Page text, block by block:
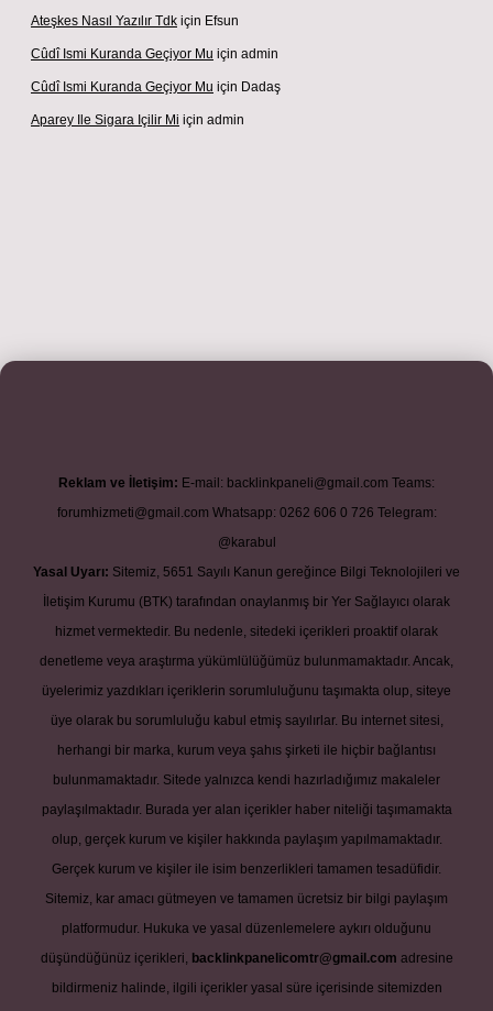
Ateşkes Nasıl Yazılır Tdk için Efsun
Cûdî Ismi Kuranda Geçiyor Mu için admin
Cûdî Ismi Kuranda Geçiyor Mu için Dadaş
Aparey Ile Sigara Içilir Mi için admin
adresibetexper.xyzm elexbet
Reklam ve İletişim: E-mail: backlinkpaneli@gmail.com Teams:
forumhizmeti@gmail.com Whatsapp: 0262 606 0 726 Telegram:
@karabul
Yasal Uyarı: Sitemiz, 5651 Sayılı Kanun gereğince Bilgi Teknolojileri ve
İletişim Kurumu (BTK) tarafından onaylanmış bir Yer Sağlayıcı olarak
hizmet vermektedir. Bu nedenle, sitedeki içerikleri proaktif olarak
denetleme veya araştırma yükümlülüğümüz bulunmamaktadır. Ancak,
üyelerimiz yazdıkları içeriklerin sorumluluğunu taşımakta olup, siteye
üye olarak bu sorumluluğu kabul etmiş sayılırlar. Bu internet sitesi,
herhangi bir marka, kurum veya şahıs şirketi ile hiçbir bağlantısı
bulunmamaktadır. Sitede yalnızca kendi hazırladığımız makaleler
paylaşılmaktadır. Burada yer alan içerikler haber niteliği taşımamakta
olup, gerçek kurum ve kişiler hakkında paylaşım yapılmamaktadır.
Gerçek kurum ve kişiler ile isim benzerlikleri tamamen tesadüfidir.
Sitemiz, kar amacı gütmeyen ve tamamen ücretsiz bir bilgi paylaşım
platformudur. Hukuka ve yasal düzenlemelere aykırı olduğunu
düşündüğünüz içerikleri, backlinkpanelicomtr@gmail.com adresine
bildirmeniz halinde, ilgili içerikler yasal süre içerisinde sitemizden